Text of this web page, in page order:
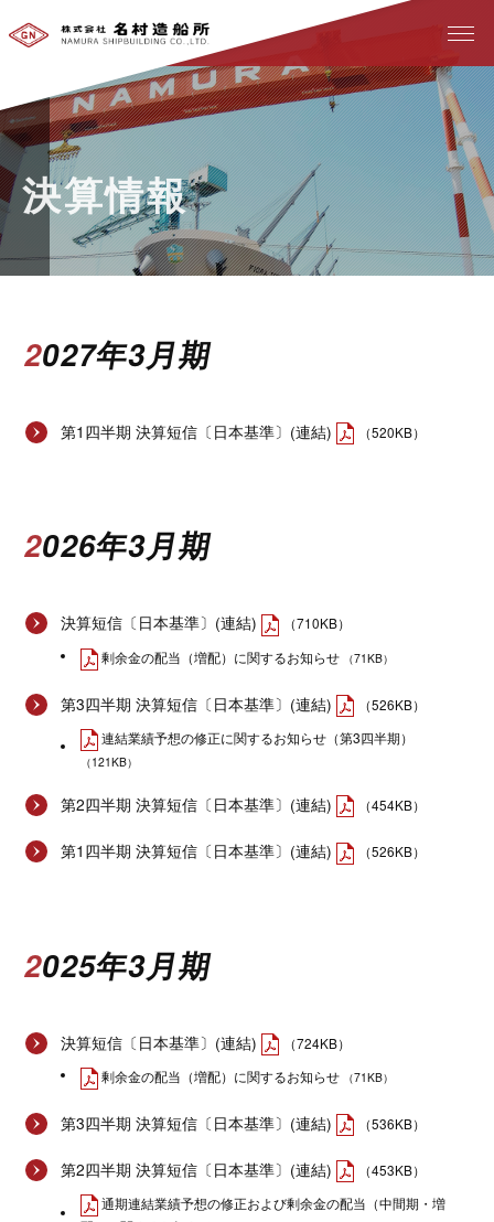
決算情報
2027年3月期
第1四半期 決算短信〔日本基準〕(連結) （520KB）
2026年3月期
決算短信〔日本基準〕(連結)
（710KB）
剰余金の配当（増配）に関するお知らせ
（71KB）
第3四半期 決算短信〔日本基準〕(連結)
（526KB）
連結業績予想の修正に関するお知らせ（第3四半期）
（121KB）
第2四半期 決算短信〔日本基準〕(連結) （454KB）
第1四半期 決算短信〔日本基準〕(連結) （526KB）
2025年3月期
決算短信〔日本基準〕(連結)
（724KB）
剰余金の配当（増配）に関するお知らせ
（71KB）
第3四半期 決算短信〔日本基準〕(連結) （536KB）
第2四半期 決算短信〔日本基準〕(連結)
（453KB）
通期連結業績予想の修正および剰余金の配当（中間期・増